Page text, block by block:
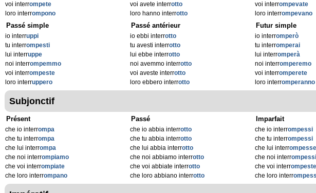
voi interrompete
loro interrompono
voi avete interrotto
loro hanno interrotto
voi interrompevate
loro interrompevano
Passé simple
io interruppi
tu interrompesti
lui interruppe
noi interrompemmo
voi interrompeste
loro interruppero
Passé antérieur
io ebbi interrotto
tu avesti interrotto
lui ebbe interrotto
noi avemmo interrotto
voi aveste interrotto
loro ebbero interrotto
Futur simple
io interromperò
tu interromperai
lui interromperà
noi interromperemo
voi interromperete
loro interromperanno
Subjonctif
Présent
che io interrompa
che tu interrompa
che lui interrompa
che noi interrompiamo
che voi interrompiate
che loro interrompano
Passé
che io abbia interrotto
che tu abbia interrotto
che lui abbia interrotto
che noi abbiamo interrotto
che voi abbiate interrotto
che loro abbiano interrotto
Imparfait
che io interrompessi
che tu interrompessi
che lui interrompesse
che noi interr
che voi interrompeste
che loro interr